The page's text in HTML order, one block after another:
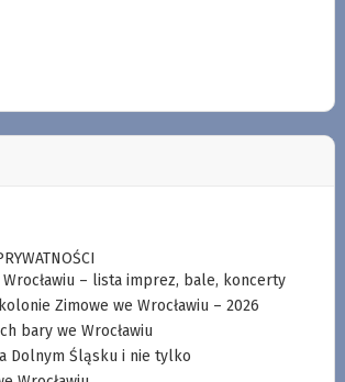
– lista imprez, bale, koncerty
Zimowe we Wrocławiu – 2026
bary we Wrocławiu
Dolnym Śląsku i nie tylko